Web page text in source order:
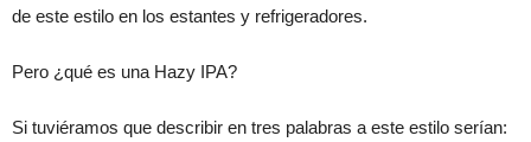
de este estilo en los estantes y refrigeradores.
Pero ¿qué es una Hazy IPA?
Si tuviéramos que describir en tres palabras a este estilo serían: